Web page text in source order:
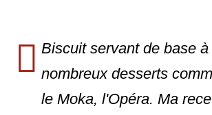
Biscuit servant de base à
nombreux desserts
le Moka, l'Opéra. Ma